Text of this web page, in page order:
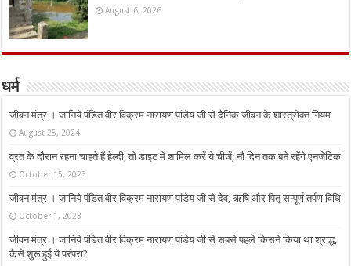
August 6, 2026
धर्म
जीवन मंत्र । जानिये पंडित वीर विक्रम नारायण पांडेय जी से दैनिक जीवन के शास्त्रोक्त नियम
August 25, 2024
व्रत के दौरान रहना चाहते हैं हेल्दी, तो डाइट में शामिल करें ये चीजें; नौ दिन तक बने रहेंगे एनर्जेटिक
October 15, 2023
जीवन मंत्र । जानिये पंडित वीर विक्रम नारायण पांडेय जी से देव, ऋषि और पितृ सम्पूर्ण तर्पण विधि
October 1, 2023
जीवन मंत्र । जानिये पंडित वीर विक्रम नारायण पांडेय जी से सबसे पहले किसने किया था श्राद्ध,
कैसे शुरू हुई ये परंपरा?